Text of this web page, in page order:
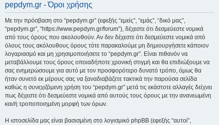
pepdym.gr - Όροι χρήσης
Με την πρόσβαση στο “pepdym.gr” (εφεξής “εμείς”, “εμάς”, “δικό μας”,
“pepdym.gr”, “https://www.pepdym.gr/forum”), δέχεστε ότι δεσμεύεστε νομικά
από τους όρους που ακολουθούν. Αν δεν δέχεστε ότι δεσμεύεστε νομικά από
όλους τους ακόλουθους όρους τότε παρακαλούμε μη δημιουργήσετε κάποιον
λογαριασμό και μη χρησιμοποιήσετε το “pepdym.gr”. Είναι πιθανόν να
μεταβάλλουμε τους όρους οποιαδήποτε χρονική στιγμή και θα επιδιώξουμε να
σας ενημερώσουμε για αυτό με τον προσφορότερο δυνατό τρόπο, όμως θα
ήταν συνετό εκ μέρους σας να ξαναδιαβάζετε τακτικά την παρούσα σελίδα
καθώς η συνεχιζόμενη χρήση του “pepdym.gr” μετά τις εκάστοτε αλλαγές δείχνει
πως δέχεστε ότι δεσμεύεστε νομικά από αυτούς τους όρους με την ανανεωμένη
και/ή τροποποιημένη μορφή των όρων.
Η ιστοσελίδα μας είναι βασισμένη στο λογισμικό phpBB (εφεξής “αυτοί”,